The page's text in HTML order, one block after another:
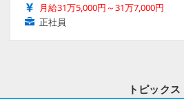
月給31万5,000円～31万7,000円
正社員
トピックス